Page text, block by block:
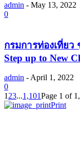
admin - May 13, 2022
0
กรมการท่องเที่ย
Step up to New
admin -April 1, 2022
0
123...1,101Page 1 of
Print